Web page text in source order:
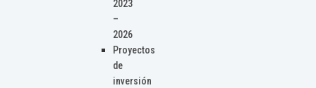
2023
–
2026
Proyectos
de
inversión